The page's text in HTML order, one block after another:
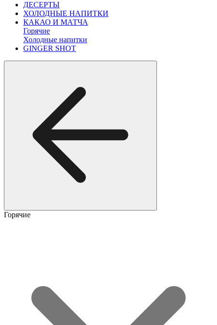
ДЕСЕРТЫ
ХОЛОДНЫЕ НАПИТКИ
КАКАО И МАТЧА
Горячие
Холодные напитки
GINGER SHOT
Горячие